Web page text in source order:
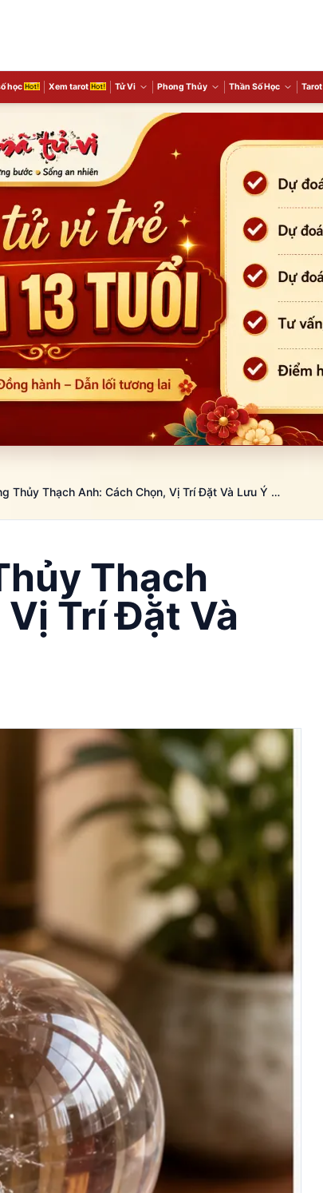
học Xem tarot Tử Vi Phong Thủy Thần Số Học Tarot
Quả Cầu Phong Thủy Thạch Anh: Cách Chọn, Vị Trí Đặt Và Lưu Ý Khi Dùng
Thạch
Trí Đặt Và